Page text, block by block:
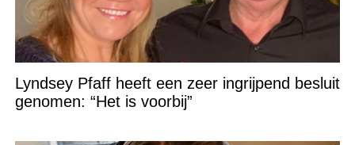
Lyndsey Pfaff heeft een zeer ingrijpend besluit
genomen: “Het is voorbij”